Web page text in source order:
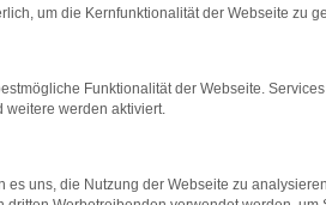
das Laden bestimmter Seiten
um die Kernfunktionalität der Webseite zu
Funktionalität der Webseite.
weitere werden aktiviert.
es uns, die Nutzung der Webseite zu